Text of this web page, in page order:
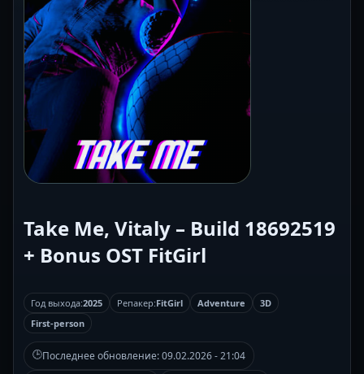
Take Me, Vitaly – Build 18692519
+ Bonus OST FitGirl
Год выхода:2025 Репакер:FitGirl Adventure
3D
First-person
🕒Последнее обновление:09.02.2026 - 21:04